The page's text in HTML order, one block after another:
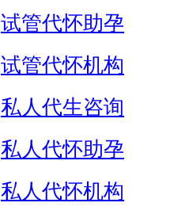
试管代怀助孕
试管代怀机构
私人代生咨询
私人代怀助孕
私人代怀机构